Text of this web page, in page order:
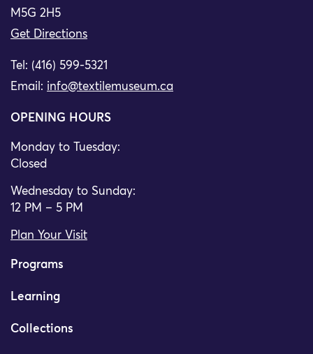
M5G 2H5
Get Directions
Tel: (416) 599-5321
Email: info@textilemuseum.ca
OPENING HOURS
Monday to Tuesday:
Closed
Wednesday to Sunday:
12 PM – 5 PM
Plan Your Visit
Programs
Learning
Collections